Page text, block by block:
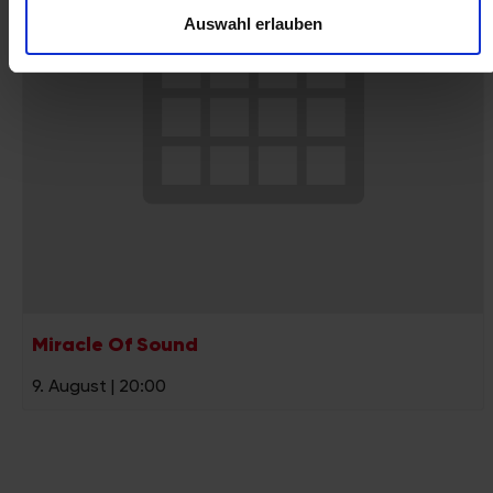
können und die Zugriffe auf unsere Website zu analysieren.
Außerdem geben wir Informationen zu Ihrer Verwendung
unserer Website an unsere Partner für soziale Medien,
Auswahl erlauben
Miracle Of Sound
9. August | 20:00